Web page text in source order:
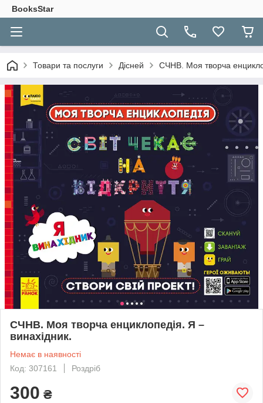
BooksStar
Товари та послуги Дісней СЧНВ. Моя творча
СЧНВ. Моя творча енциклопедія. Я –
винахідник.
Немає в наявності
Код: 307161
Роздріб
300 ₴